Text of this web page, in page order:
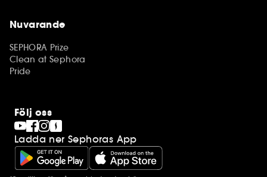
Nuvarande
SEPHORA Prize
Clean at Sephora
Pride
Följ oss
Ladda ner Sephoras App